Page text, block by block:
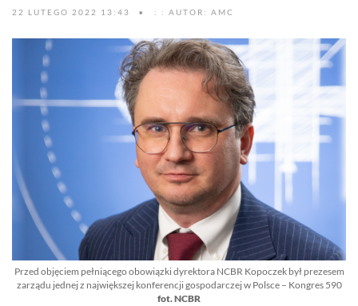
22 LUTEGO 2022 13:43 : : AUTOR: AMC
Przed objęciem pełniącego obowiązki dyrektora NCBR Kopoczek był prezesem
zarządu jednej z największej konferencji gospodarczej w Polsce – Kongres 590
fot. NCBR